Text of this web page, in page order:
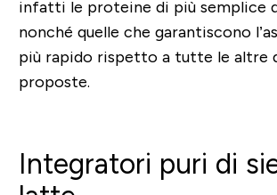
infatti le proteine di più semplice
nonché quelle che garantiscono
più rapido rispetto a tutte le altre
proposte.
Integratori puri di